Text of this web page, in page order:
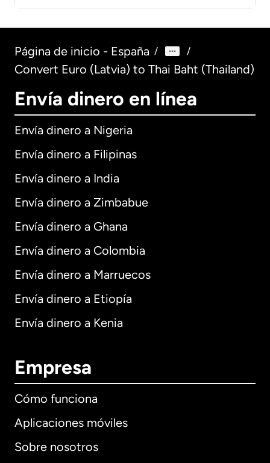
Página de inicio - España / /
Convert Euro (Latvia) to Thai Baht (Thailand)
Envía dinero en línea
Envía dinero a Nigeria
Envía dinero a Filipinas
Envía dinero a India
Envía dinero a Zimbabue
Envía dinero a Ghana
Envía dinero a Colombia
Envía dinero a Marruecos
Envía dinero a Etiopía
Envía dinero a Kenia
Empresa
Cómo funciona
Aplicaciones móviles
Sobre nosotros